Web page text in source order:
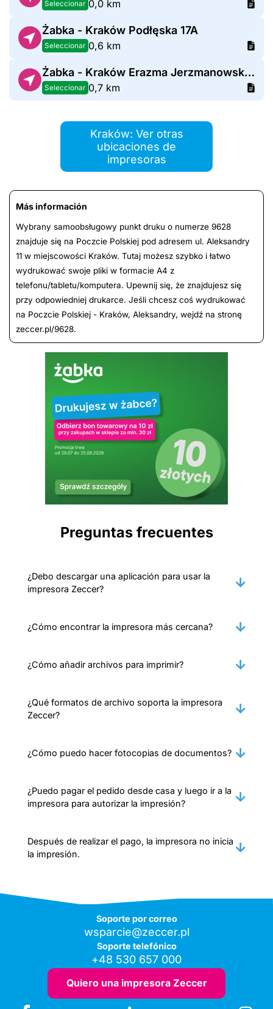
Seleccionar 0,0 km
Żabka - Kraków Podłęska 17A
Seleccionar 0,6 km
Żabka - Kraków Erazma Jerzmanowskiego 37
Seleccionar 0,7 km
Kraków: Ver otras
ubicaciones de
impresoras
Más información
Wybrany samoobsługowy punkt druku o numerze 9628
znajduje się na Poczcie Polskiej pod adresem ul. Aleksandry
11 w miejscowości Kraków. Tutaj możesz szybko i łatwo
wydrukować swoje pliki w formacie A4 z
telefonu/tabletu/komputera. Upewnij się, że znajdujesz się
przy odpowiedniej drukarce. Jeśli chcesz coś wydrukować
na Poczcie Polskiej - Kraków, Aleksandry, wejdź na stronę
zeccer.pl/9628.
Preguntas frecuentes
¿Debo descargar una aplicación para usar la
impresora Zeccer?
¿Cómo encontrar la impresora más cercana?
¿Cómo añadir archivos para imprimir?
¿Qué formatos de archivo soporta la impresora
Zeccer?
¿Cómo puedo hacer fotocopias de documentos?
¿Puedo pagar el pedido desde casa y luego ir a la
impresora para autorizar la impresión?
Después de realizar el pago, la impresora no inicia
la impresión.
Soporte por correo
wsparcie@zeccer.pl
Soporte telefónico
+48 530 657 000
Quiero una impresora Zeccer